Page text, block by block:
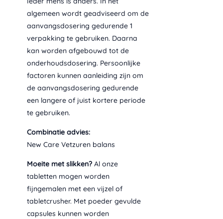
algemeen wordt geadviseerd om de
aanvangsdosering gedurende 1
verpakking te gebruiken. Daarna
kan worden afgebouwd tot de
onderhoudsdosering. Persoonlijke
factoren kunnen aanleiding zijn om
de aanvangsdosering gedurende
een langere of juist kortere periode
te gebruiken.
Combinatie advies:
New Care Vetzuren balans
Moeite met slikken?Al onze
tabletten mogen worden
fijngemalen met een vijzel of
tabletcrusher. Met poeder gevulde
capsules kunnen worden